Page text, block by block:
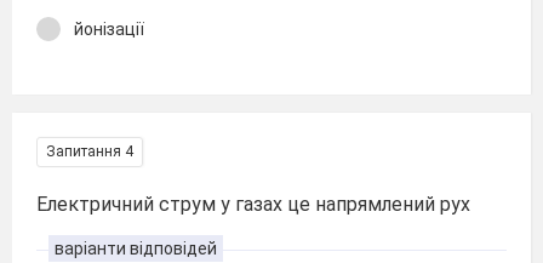
йонізації
Запитання 4
Електричний струм у газах це напрямлений рух
варіанти відповідей